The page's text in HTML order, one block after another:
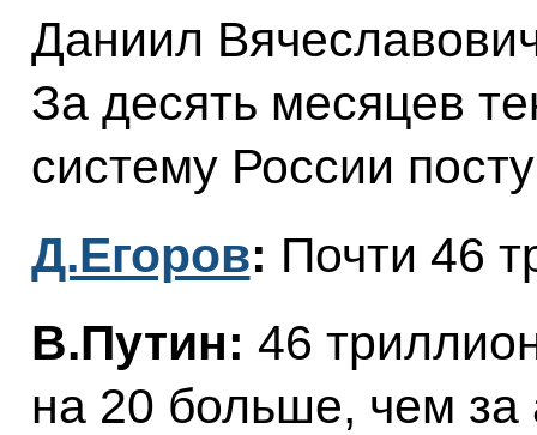
Даниил
За десять месяцев
систему России
Д.Егоров: Почти 46
В.Путин: 46
на 20 больше, чем за